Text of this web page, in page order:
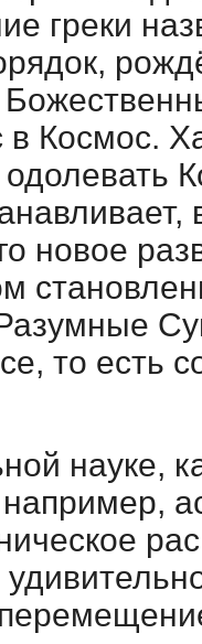
греки
в Космос.
новое
то есть
науке,